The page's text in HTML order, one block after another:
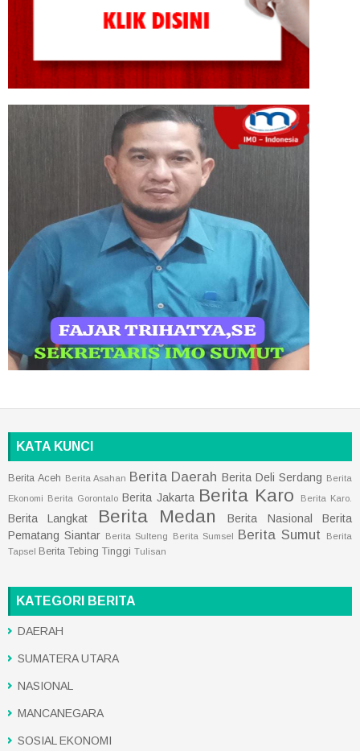
KATA KUNCI
Berita Aceh Berita Asahan Berita Daerah Berita Deli Serdang Berita
Ekonomi Berita Gorontalo Berita Jakarta Berita Karo Berita Karo.
Berita Langkat Berita Medan Berita Nasional
Berita
Pematang Siantar Berita Sulteng Berita Sumsel Berita Sumut
Berita
Tapsel Berita Tebing Tinggi Tulisan
KATEGORI BERITA
DAERAH
SUMATERA UTARA
NASIONAL
MANCANEGARA
SOSIAL EKONOMI